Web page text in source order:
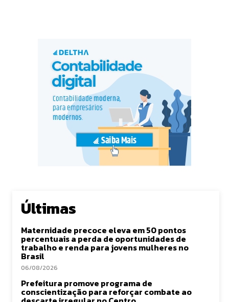
Últimas
Maternidade precoce eleva em 50 pontos
percentuais a perda de oportunidades de
trabalho e renda para jovens mulheres no
Brasil
06/08/2026
Prefeitura promove programa de
conscientização para reforçar combate ao